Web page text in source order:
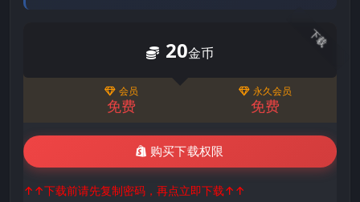
下载
20金币
会员
免费
永久会员
免费
购买下载权限
↑↑下载前请先复制密码，再点立即下载↑↑